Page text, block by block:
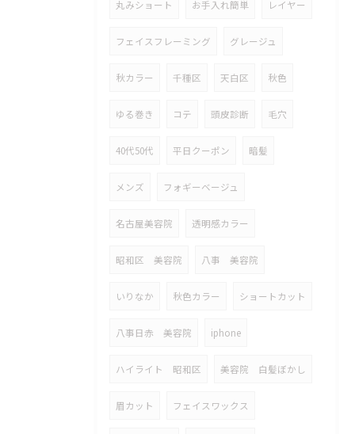
丸みショート お手入れ簡単 レイヤー
フェイスフレーミング グレージュ
秋カラー 千種区 天白区 秋色
ゆる巻き コテ 頭皮診断 毛穴
40代50代 平日クーポン 暗髪
メンズ フォギーベージュ
名古屋美容院 透明感カラー
昭和区 美容院 八事 美容院
いりなか 秋色カラー ショートカット
八事日赤 美容院 iphone
ハイライト 昭和区 美容院 白髪ぼかし
眉カット フェイスワックス